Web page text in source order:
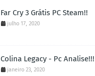
Far Cry 3 Grátis PC Steam!!
julho 17, 2020
Colina Legacy - Pc Analise!!!
janeiro 23, 2020